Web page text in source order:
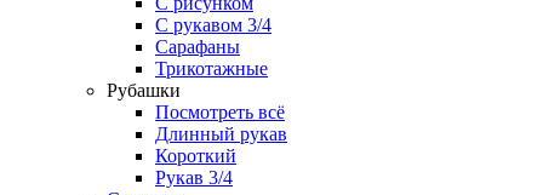
С рукавом 3/4
Сарафаны
Трикотажные
Рубашки
Посмотреть всё
Длинный рукав
Короткий
Рукав 3/4